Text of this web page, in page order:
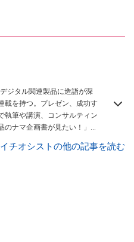
ジタル関連製品に造詣が深
載を持つ。プレゼン、成功す
執筆や講演、コンサルティン
ナマ企画書が見たい！」
動画を随時アップロード中！
チオシストの他の記事を読む